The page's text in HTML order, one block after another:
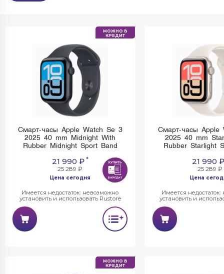
МОЖНО В
КРЕДИТ
Смарт-часы Apple Watch Se 3
2025 40 mm Midnight With
Rubber Midnight Sport Band
21 990 ₽*
25 289 ₽
Цена сегодня
Имеется недостаток: невозможно
установить и использовать Rustore
Смарт-часы Apple
2025 40 mm
Rubber Starlight
21 990 ₽
25 289 ₽
Цена
Имеется
установить и
МОЖНО В
КРЕДИТ